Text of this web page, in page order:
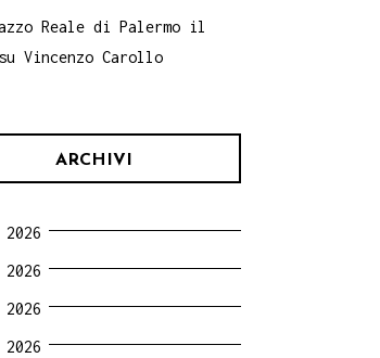
Reale di Palermo il
Vincenzo Carollo
ARCHIVI
2026